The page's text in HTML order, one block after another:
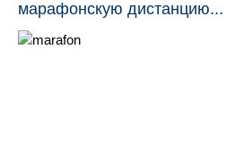
марафонскую дистанцию...